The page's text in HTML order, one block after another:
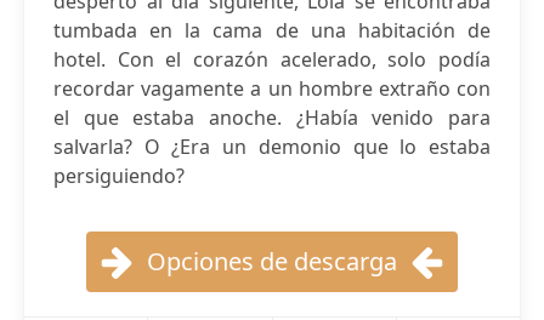
tumbada en la cama de una habitación de
hotel. Con el corazón acelerado, solo podía
recordar vagamente a un hombre extraño con
el que estaba anoche. ¿Había venido para
salvarla? O ¿Era un demonio que lo estaba
persiguiendo?
Opciones de descarga